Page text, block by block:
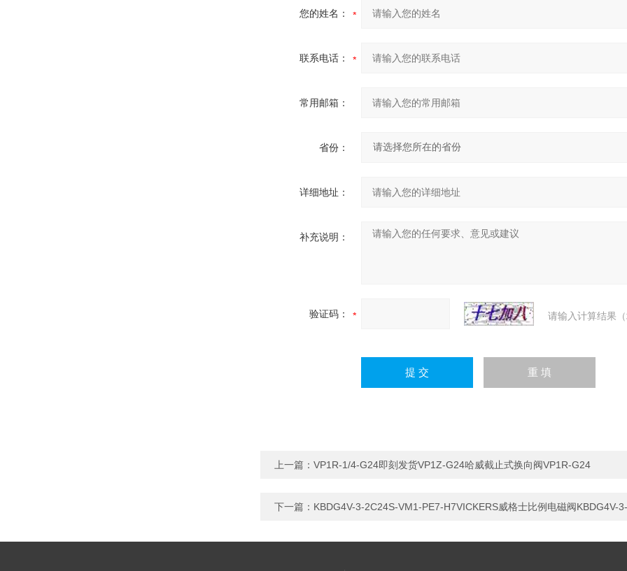
您的姓名：
联系电话：
常用邮箱：
省份：
详细地址：
补充说明：
验证码： 请输入计算结果
上一篇： VP1R-1/4-G24即刻发货VP1Z-G24哈威截止式换向阀VP1R-G24
下一篇： KBDG4V-3-2C24S-VM1-PE7-H7VICKERS威格士比例电磁阀KBDG4V-